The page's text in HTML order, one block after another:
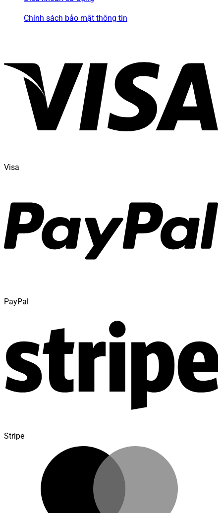
Chính sách bảo mật thông tin
Visa
PayPal
Stripe